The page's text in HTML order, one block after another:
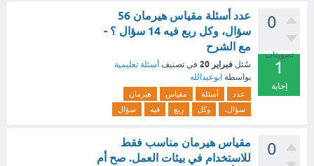
0
تصويتات
1
إجابة
عدد أسئلة مقياس هيرمان 56
سؤال، وكل ربع فيه 14 سؤال ؟ -
مع الشرح
سُئل فبراير 20 في تصنيف أسئلة تعليمية
بواسطة ابوعبدالله
عدد أسئلة مقياس
هيرمان
سؤال،
وكل ربع فيه سؤال
0
مقياس هيرمان مناسب فقط
للاستخدام في بيئات العمل. صح أم